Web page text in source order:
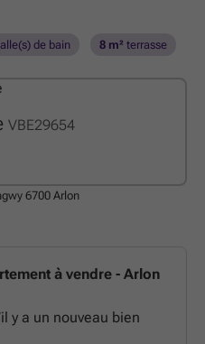
VBE29654
de bain 8 m² terrasse
6700 Arlon
à vendre - Arlon
y a un nouveau bien